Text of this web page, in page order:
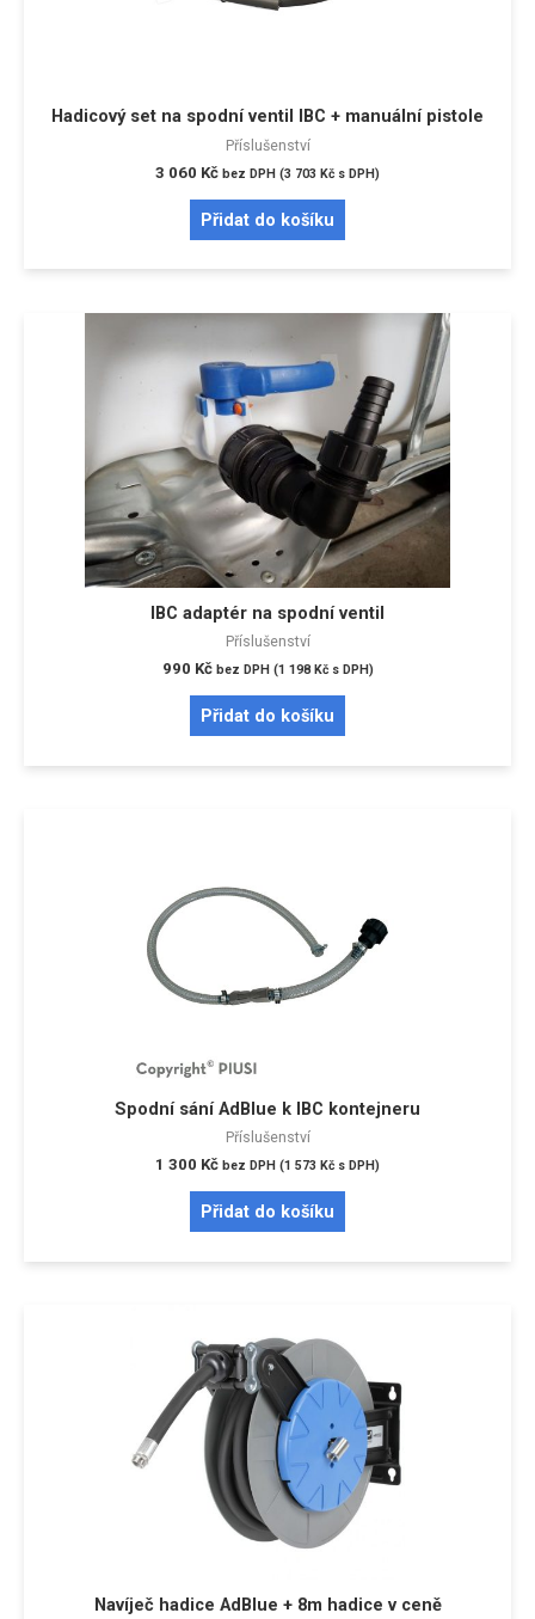
Hadicový set na spodní ventil IBC + manuální pistole
Příslušenství
3 060 Kč bez DPH (3 703 Kč s DPH)
Přidat do košíku
IBC adaptér na spodní ventil
Příslušenství
990 Kč bez DPH (1 198 Kčs DPH)
Přidat do košíku
Spodní sání AdBlue k IBC kontejneru
Příslušenství
1 300 Kč bez DPH (1 573 Kč s DPH)
Přidat do košíku
Navíječ hadice AdBlue + 8m hadice v ceně